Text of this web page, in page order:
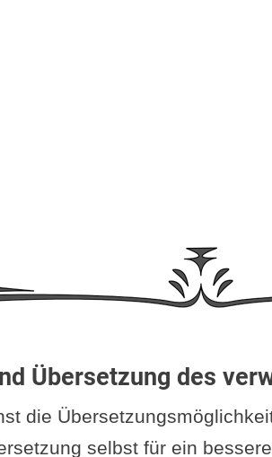
Übersetzung des
die
selbst für ein